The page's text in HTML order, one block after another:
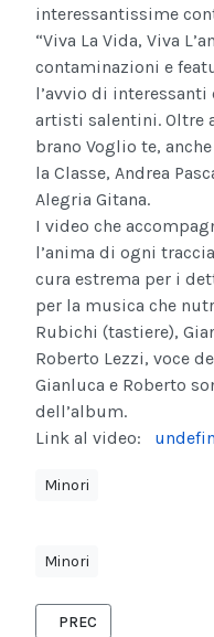
interessantissime
“Viva La Vida, Viva
contaminazioni e
l’avvio di
artisti salentini. Oltre
brano Voglio te,
la Classe, Andrea
Alegria Gitana.
I video che
l’anima di ogni
cura estrema per i
per la musica che
Rubichi (tastiere),
Roberto Lezzi, voce
Gianluca e Roberto
dell’album.
Link al video:
Minori
Minori
ARTICOLO
PREC